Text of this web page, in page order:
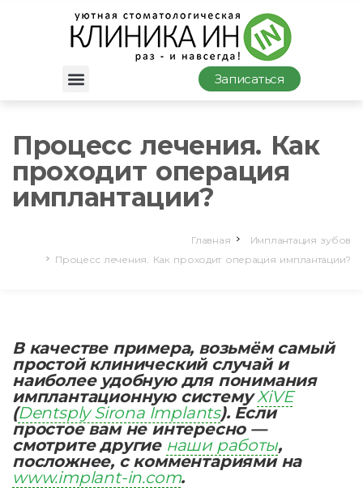
Записаться
Процесс лечения. Как
проходит операция
имплантации?
Главная
Имплантация зубов
Процесс лечения. Как проходит операция имплантации?
В качестве примера, возьмём самый
простой клинический случай и
наиболее удобную для понимания
имплантационную системуXiVE
(Dentsply Sirona Implants). Если
простое вам не интересно —
смотрите другие наши работы,
посложнее, с комментариями на
www.implant-in.com.